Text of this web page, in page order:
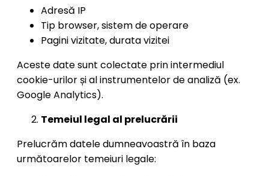
Adresă IP
Tip browser, sistem de operare
Pagini vizitate, durata vizitei
Aceste date sunt colectate prin intermediul
cookie-urilor și al instrumentelor de analiză (ex.
Google Analytics).
Temeiul legal al prelucrării
Prelucrăm datele dumneavoastră în baza
următoarelor temeiuri legale: